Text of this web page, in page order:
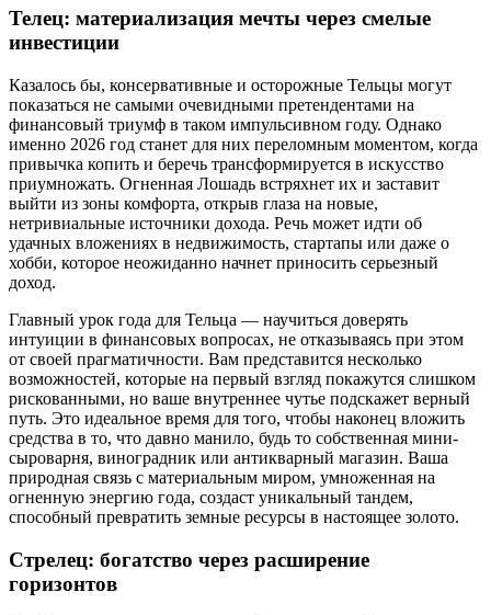
Телец: материализация мечты через смелые
инвестиции
Казалось бы, консервативные и осторожные Тельцы могут
показаться не самыми очевидными претендентами на
финансовый триумф в таком импульсивном году. Однако
именно 2026 год станет для них переломным моментом, когда
привычка копить и беречь трансформируется в искусство
приумножать. Огненная Лошадь встряхнет их и заставит
выйти из зоны комфорта, открыв глаза на новые,
нетривиальные источники дохода. Речь может идти об
удачных вложениях в недвижимость, стартапы или даже о
хобби, которое неожиданно начнет приносить серьезный
доход.
Главный урок года для Тельца — научиться доверять
интуиции в финансовых вопросах, не отказываясь при этом
от своей прагматичности. Вам представится несколько
возможностей, которые на первый взгляд покажутся слишком
рискованными, но ваше внутреннее чутье подскажет верный
путь. Это идеальное время для того, чтобы наконец вложить
средства в то, что давно манило, будь то собственная мини-
сыроварня, виноградник или антикварный магазин. Ваша
природная связь с материальным миром, умноженная на
огненную энергию года, создаст уникальный тандем,
способный превратить земные ресурсы в настоящее золото.
Стрелец: богатство через расширение
горизонтов